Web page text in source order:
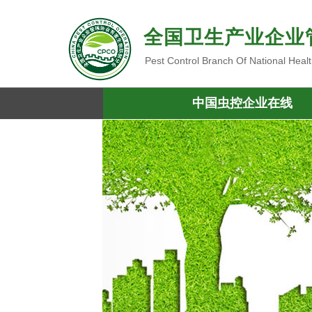
全国卫生产业企
Pest Control Branch Of National
中国虫控企业在线